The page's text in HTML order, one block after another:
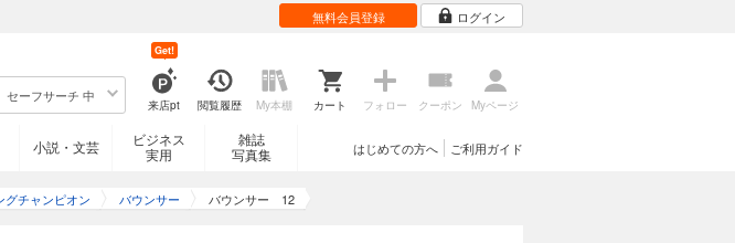
無料会員登録 ログイン
セーフサーチ 中
来店pt
Get!
閲覧履歴 My本棚 カート フォロー クーポン Myページ
小説・文芸
ビジネス
実用
雑誌
写真集
ご利用ガイド
はじめての方へ
グチャンピオン バウンサー バウンサー 12
ィストに入社した獅子戸丈一郎。「最強のバウ
一方的暴行。東京フィスト・鶴見に限界が近づ